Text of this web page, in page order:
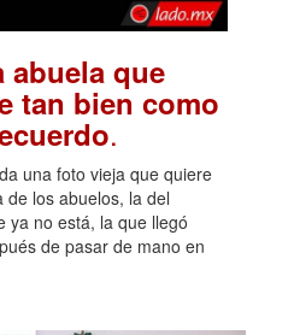
abuela que
tan bien como
.
una foto vieja que quiere
de los abuelos, la del
ya no está, la que llegó
de pasar de mano en